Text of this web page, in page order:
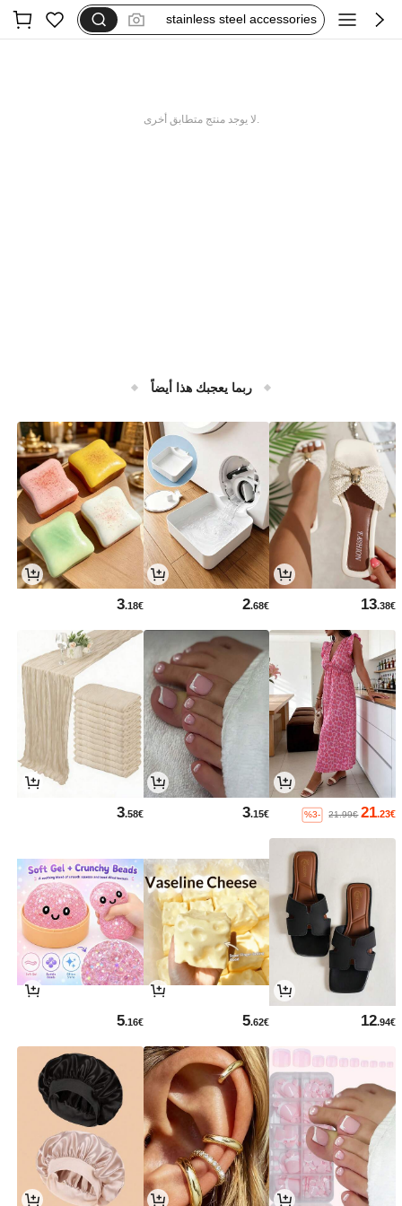
اكسسوارات جسم
.لا يوجد منتج متطابق أخرى
ربما يعجبك هذا أيضاً
13.38€
2.68€
3.18€
21.23€
21.99€
%3-
3.15€
3.58€
12.94€
5.62€
5.16€